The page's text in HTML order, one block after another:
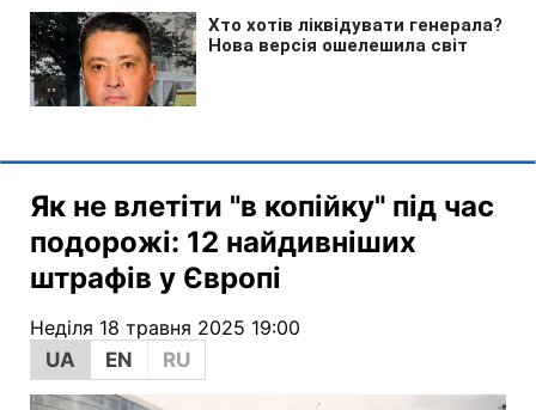
Як не влетіти "в копійку" під час
подорожі: 12 найдивніших
штрафів у Європі
Неділя 18 травня 2025 19:00
UA
EN RU